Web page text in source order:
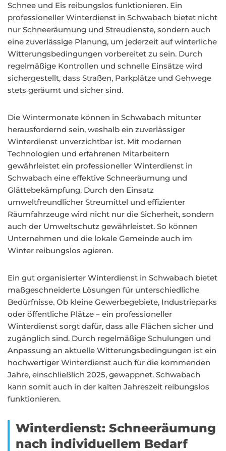
Schnee und Eis reibungslos funktionieren. Ein
professioneller Winterdienst in Schwabach bietet nicht
nur Schneeräumung und Streudienste, sondern auch
eine zuverlässige Planung, um jederzeit auf winterliche
Witterungsbedingungen vorbereitet zu sein. Durch
regelmäßige Kontrollen und schnelle Einsätze wird
sichergestellt, dass Straßen, Parkplätze und Gehwege
stets geräumt und sicher sind.
Die Wintermonate können in Schwabach mitunter
herausfordernd sein, weshalb ein zuverlässiger
Winterdienst unverzichtbar ist. Mit modernen
Technologien und erfahrenen Mitarbeitern
gewährleistet ein professioneller Winterdienst in
Schwabach eine effektive Schneeräumung und
Glättebekämpfung. Durch den Einsatz
umweltfreundlicher Streumittel und effizienter
Räumfahrzeuge wird nicht nur die Sicherheit, sondern
auch der Umweltschutz gewährleistet. So können
Unternehmen und die lokale Gemeinde auch im
Winter reibungslos agieren.
Ein gut organisierter Winterdienst in Schwabach bietet
maßgeschneiderte Lösungen für unterschiedliche
Bedürfnisse. Ob kleine Gewerbegebiete, Industrieparks
oder öffentliche Plätze – ein professioneller
Winterdienst sorgt dafür, dass alle Flächen sicher und
zugänglich sind. Durch regelmäßige Schulungen und
Anpassung an aktuelle Witterungsbedingungen ist ein
hochwertiger Winterdienst auch für die kommenden
Jahre, einschließlich 2025, gewappnet. Schwabach
kann somit auch in der kalten Jahreszeit reibungslos
funktionieren.
Winterdienst: Schneeräumung
nach individuellem Bedarf